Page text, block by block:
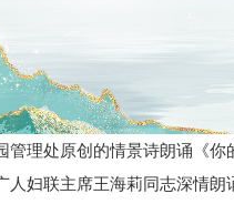
管理处原创的情景诗朗诵《
人妇联主席王海莉同志深情